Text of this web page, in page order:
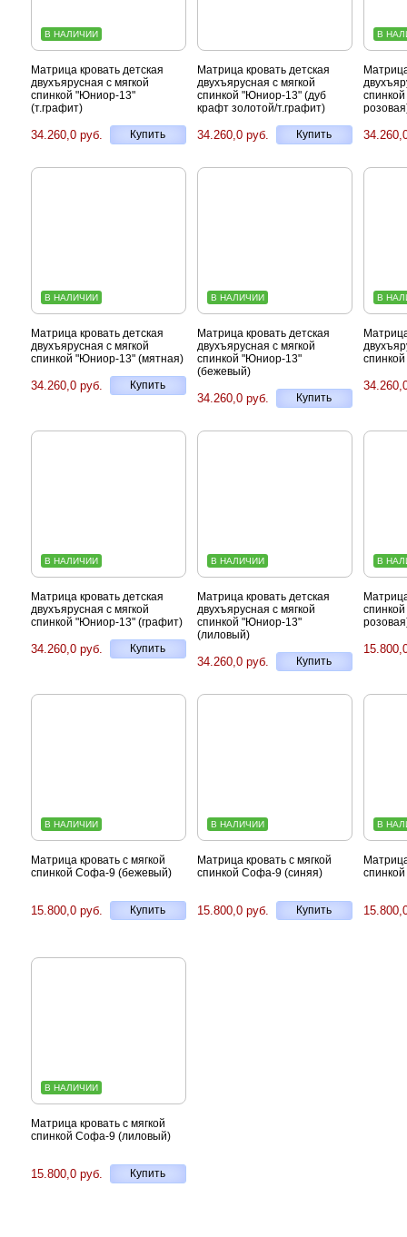
В НАЛИЧИИ
Матрица кровать детская
двухъярусная с мягкой
спинкой "Юниор-13"
(т.графит)
Купить
34.260,0 руб.
Матрица кровать детская
двухъярусная с мягкой
спинкой "Юниор-13" (дуб
крафт золотой/т.графит)
Купить
34.260,0 руб.
В
В НАЛИЧИИ
Матрица кровать детская
двухъярусная с мягкой
спинкой "Юниор-13" (мятная)
Купить
34.260,0 руб.
В НАЛИЧИИ
Матрица кровать детская
двухъярусная с мягкой
спинкой "Юниор-13"
(бежевый)
Купить
34.260,0 руб.
В
В НАЛИЧИИ
Матрица кровать детская
двухъярусная с мягкой
спинкой "Юниор-13" (графит)
Купить
34.260,0 руб.
В НАЛИЧИИ
Матрица кровать детская
двухъярусная с мягкой
спинкой "Юниор-13"
(лиловый)
Купить
34.260,0 руб.
В
В НАЛИЧИИ
Матрица кровать с мягкой
спинкой Софа-9 (бежевый)
Купить
15.800,0 руб.
В НАЛИЧИИ
Матрица кровать с мягкой
спинкой Софа-9 (синяя)
Купить
15.800,0 руб.
В
В НАЛИЧИИ
Матрица кровать с мягкой
спинкой Софа-9 (лиловый)
Купить
15.800,0 руб.